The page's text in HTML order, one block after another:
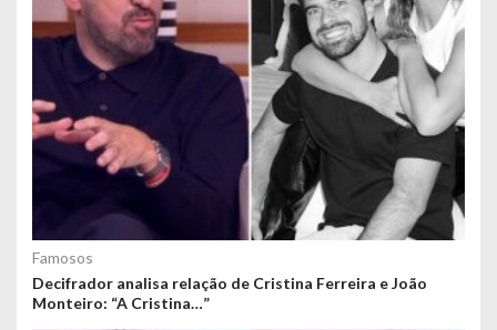
Famosos
Decifrador analisa relação de Cristina Ferreira e João
Monteiro: “A Cristina…”